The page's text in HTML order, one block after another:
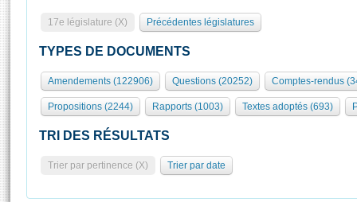
Présidence
577 députés
Groupes politiques
Séance publique
Commissions et autres organes
Europe et International
Pétitions
Rôle et pouvoirs de l'Assemblée
Organisation de l'Assemblée
Présidence Conférence des Présidents Bureau Collège des
Statistiques et chiffres clés
Visiter l'Assemblée
Visite virtuelle du palais Bourbon
Assister à une séance
17e législature (X) Précédentes législatures
TYPES DE DOCUMENTS
Amendements (122906) Questions (20252) Comptes-rendus
Propositions (2244) Rapports (1003) Textes adoptés (693)
TRI DES RÉSULTATS
Trier par pertinence (X) Trier par date